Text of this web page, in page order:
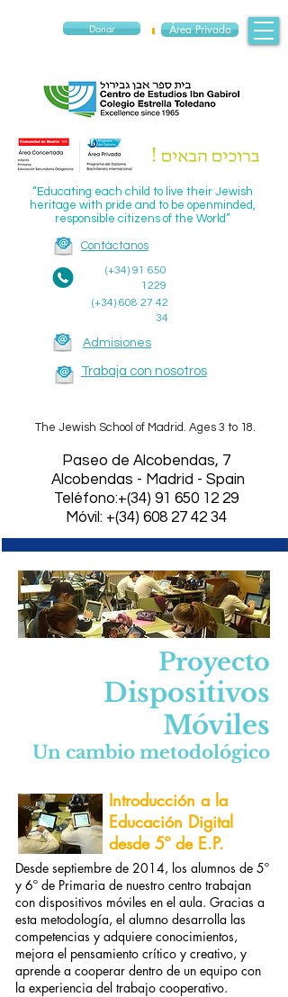
Donar Área Privada
The Jewish School of Madrid. Ages 3 to 18.
(+34) 91 650
1229
(+34) 608 27 42
34
Admisiones
“Educating each child to live their Jewish
heritage with pride and to be openminded,
responsible citizens of the World”
Trabaja con nosotros
Contáctanos
​Paseo de Alcobendas, 7
Alcobendas - Madrid - Spain
Teléfono:+(34) 91 650 12 29
Móvil: +(34) 608 27 42 34
Proyecto
Dispositivos
Móviles
Un cambio metodológico
Introducción a la
Educación Digital
desde 5º de E.P.
Desde septiembre de 2014, los alumnos de 5º
y 6º de Primaria de nuestro centro trabajan
con dispositivos móviles en el aula. Gracias a
esta metodología, el alumno desarrolla las
competencias y adquiere conocimientos,
mejora el pensamiento crítico y creativo, y
aprende a cooperar dentro de un equipo con
la experiencia del trabajo cooperativo.